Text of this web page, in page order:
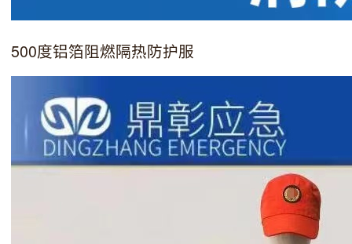
500度铝箔阻燃隔热防护服